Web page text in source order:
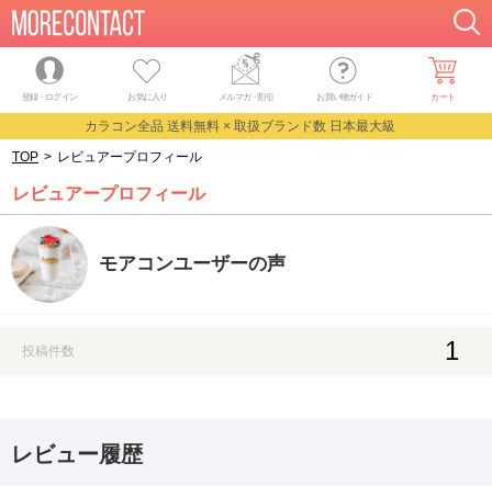
登録・ログイン お気に入り メルマガ・割引 お買い物ガイド カート
カラコン全品 送料無料 × 取扱ブランド数 日本最大級
TOP > レビュアープロフィール
レビュアープロフィール
モアコンユーザーの声
投稿件数 1
レビュー履歴